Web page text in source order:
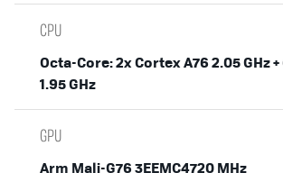
CPU
Octa-Core: 2x Cortex A76 2.05 GHz
1.95 GHz
GPU
Arm Mali-G76 3EEMC4720 MHz